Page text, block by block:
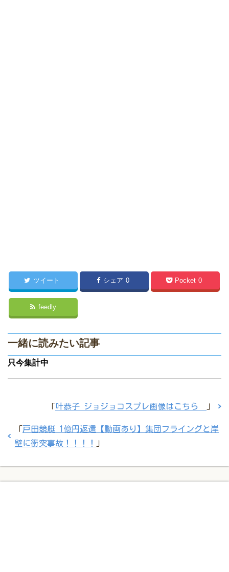
ツイート シェア 0 Pocket 0
feedly
一緒に読みたい記事
只今集計中
「叶恭子 ジョジョコスプレ画像はこちら 」
「戸田競艇 1億円返還【動画あり】集団フライングと岸
壁に衝突事故！！！！
」